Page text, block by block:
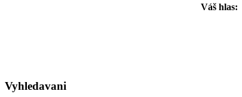
Váš hlas:
Vyhledavani